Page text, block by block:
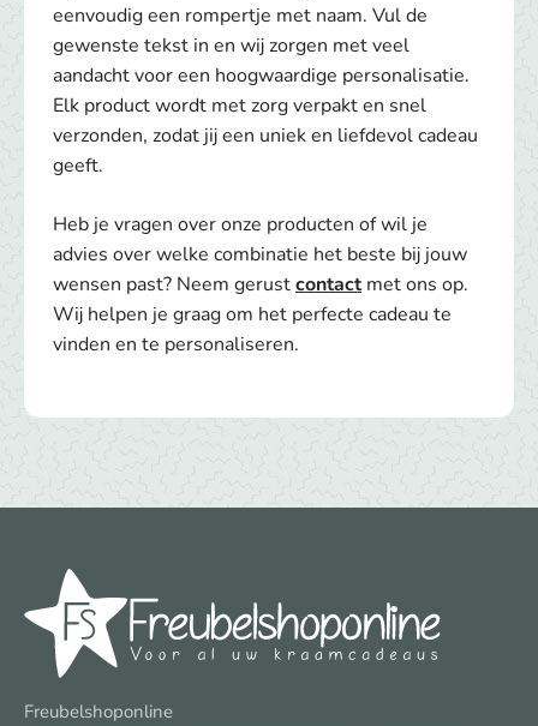
eenvoudig een rompertje met naam. Vul de
gewenste tekst in en wij zorgen met veel
aandacht voor een hoogwaardige personalisatie.
Elk product wordt met zorg verpakt en snel
verzonden, zodat jij een uniek en liefdevol cadeau
geeft.
Heb je vragen over onze producten of wil je
advies over welke combinatie het beste bij jouw
wensen past? Neem gerustcontactmet ons op.
Wij helpen je graag om het perfecte cadeau te
vinden en te personaliseren.
Freubelshoponline